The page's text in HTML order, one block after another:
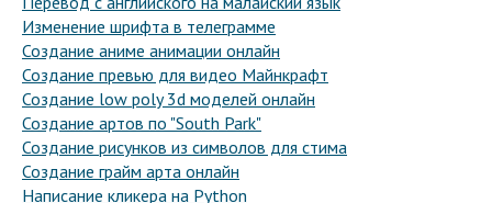
Изменение шрифта в телеграмме
Создание аниме анимации онлайн
Создание превью для видео Майнкрафт
Создание low poly 3d моделей онлайн
Создание артов по "South Park"
Создание рисунков из символов для стима
Создание грайм арта онлайн
Написание кликера на Python